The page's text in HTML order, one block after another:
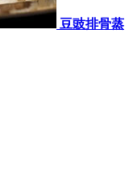
豆豉排骨蒸